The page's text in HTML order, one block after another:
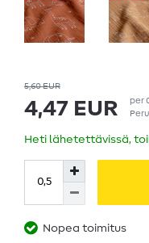
5,60 EUR
4,47 EUR per
Heti lähetettävissä,
Nopea toimitus